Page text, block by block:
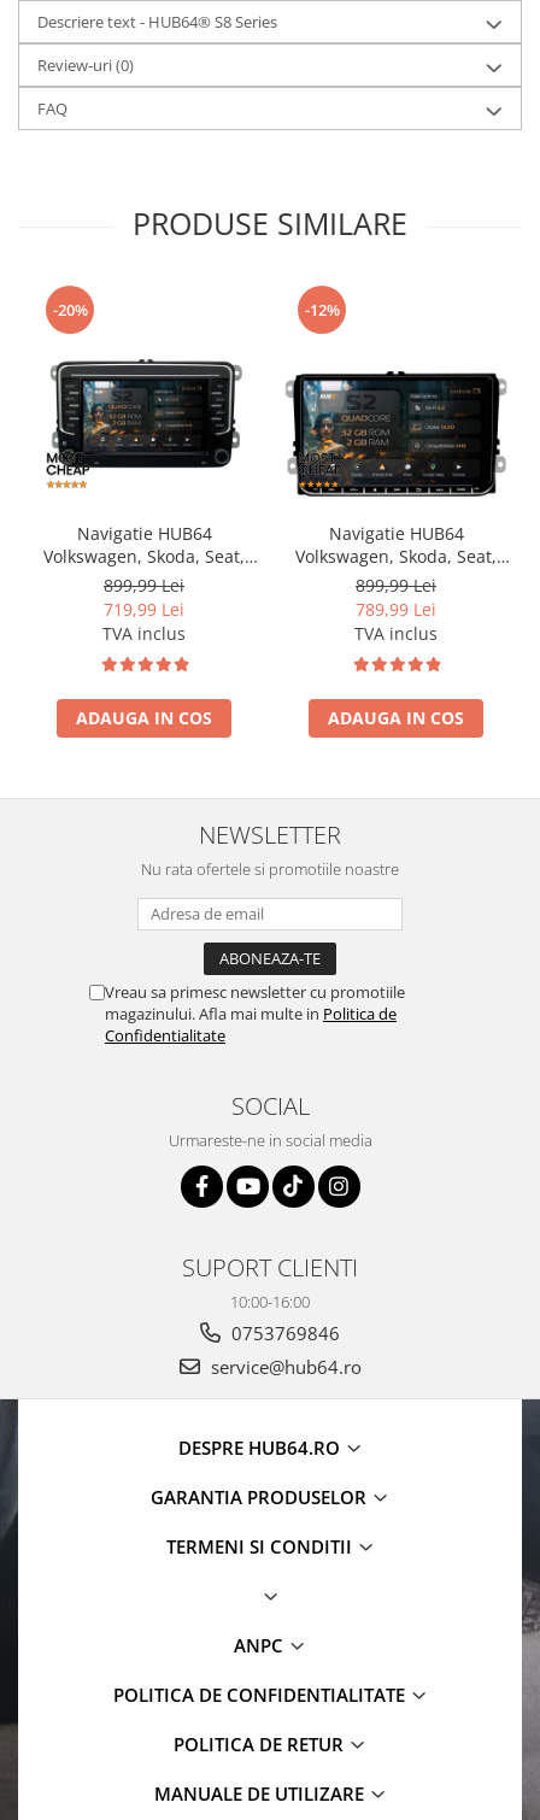
Descriere text - HUB64® S8 Series
Review-uri(0)
FAQ
PRODUSE SIMILARE
-20%
Navigatie HUB64
Volkswagen, Skoda, Seat,
2GB RAM, Android, GPS, Wi-
FI, Carplay, Android Auto,
USB, Bluetooth, Radio,
Waze, Touchscreen, 7 inch
899,99 Lei
719,99 Lei
TVA inclus
ADAUGA IN COS
-12%
Navigatie HUB64
Volkswagen, Skoda, Seat,
2GB RAM, Android, GPS, Wi-
FI, Carplay, Android Auto,
USB, Bluetooth, Radio,
Waze, Touchscreen, 9 inch
899,99 Lei
789,99 Lei
TVA inclus
ADAUGA IN COS
NEWSLETTER
Nu rata ofertele si promotiile noastre
Vreau sa primesc newsletter cu promotiile
magazinului. Afla mai multe in Politica de
Confidentialitate
SOCIAL
Urmareste-ne in social media
SUPORT CLIENTI
10:00-16:00
0753769846
service@hub64.ro
DESPRE HUB64.RO
GARANTIA PRODUSELOR
TERMENI SI CONDITII
ANPC
POLITICA DE CONFIDENTIALITATE
POLITICA DE RETUR
MANUALE DE UTILIZARE